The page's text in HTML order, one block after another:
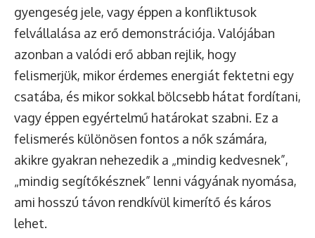
gyengeség jele, vagy éppen a konfliktusok
felvállalása az erő demonstrációja. Valójában
azonban a valódi erő abban rejlik, hogy
felismerjük, mikor érdemes energiát fektetni egy
csatába, és mikor sokkal bölcsebb hátat fordítani,
vagy éppen egyértelmű határokat szabni. Ez a
felismerés különösen fontos a nők számára,
akikre gyakran nehezedik a „mindig kedvesnek”,
„mindig segítőkésznek” lenni vágyának nyomása,
ami hosszú távon rendkívül kimerítő és káros
lehet.